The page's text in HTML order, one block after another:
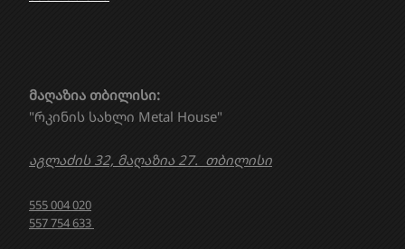
მაღაზია თბილისი:
"რკინის სახლი Metal House"
აგლაძის 32, მაღაზია 27. თბილისი
555 004 020
557 754 633